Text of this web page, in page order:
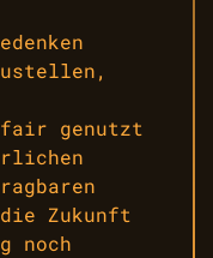
fair genutzt
Zukunft
noch